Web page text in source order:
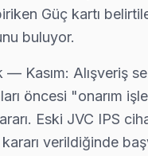
etkileyen temel
Servis
Fabrika
yerinde tamir
hizmeti de, bakım
Güç kartı
buluyor.
— Kasım: Alışveriş
öncesi "onarım
Eski JVC IPS
kararı verildiğinde